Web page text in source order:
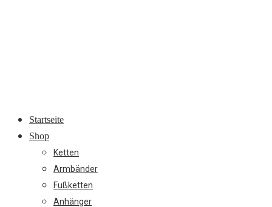
Startseite
Shop
Ketten
Armbänder
Fußketten
Anhänger